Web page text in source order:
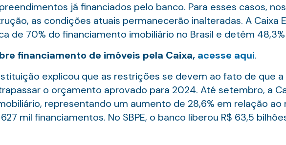
já financiados pelo banco. Para esses casos,
as condições atuais permanecerão inalteradas. A Caixa
de 70% do financiamento imobiliário no Brasil e detém
financiamento de imóveis pela Caixa, acesse aqui.
explicou que as restrições se devem ao fato de que
o orçamento aprovado para 2024. Até setembro, a
representando um aumento de 28,6% em relação
mil financiamentos. No SBPE, o banco liberou R$ 63,5